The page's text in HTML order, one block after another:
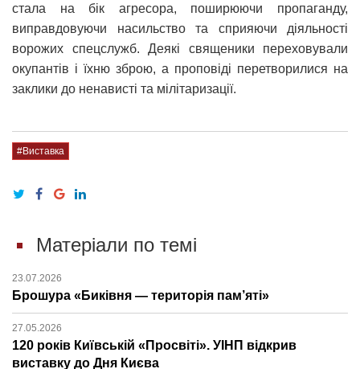
стала на бік агресора, поширюючи пропаганду,
виправдовуючи насильство та сприяючи діяльності
ворожих спецслужб. Деякі священики переховували
окупантів і їхню зброю, а проповіді перетворилися на
заклики до ненависті та мілітаризації.
#Виставка
Матеріали по темі
23.07.2026
Брошура «Биківня — територія пам’яті»
27.05.2026
120 років Київській «Просвіті». УІНП відкрив
виставку до Дня Києва